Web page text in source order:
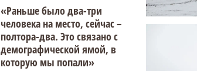
«Раньше было два-три
человека на место, сейчас –
полтора-два. Это связано с
демографической ямой, в
которую мы попали»